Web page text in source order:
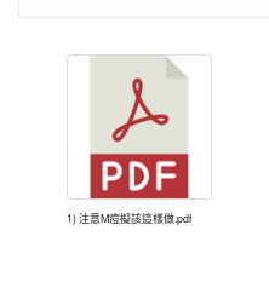
1) 注意M痘擬該這樣做.pdf